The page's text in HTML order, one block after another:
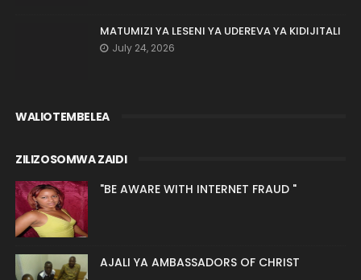
MATUMIZI YA LESENI YA UDEREVA YA KIDIJITALI
July 24, 2026
WALIOTEMBELEA
ZILIZOSOMWA ZAIDI
"BE AWARE WITH INTERNET FRAUD "
AJALI YA AMBASSADORS OF CHRIST